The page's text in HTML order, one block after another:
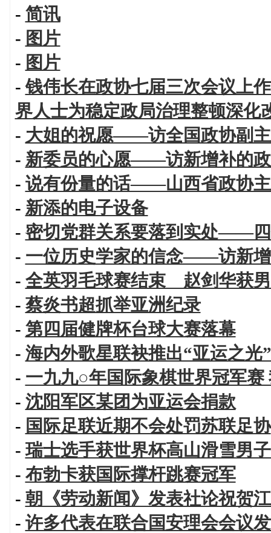
- 简讯
- 图片
- 图片
-钱伟长在政协七届三次会议上
界人士为稳定政局治理整顿深化
- 大姐的祝愿——访全国政协副
- 新委员的心愿——访新增补的
- 说有份量的话——山西省政协
- 新添的电子设备
-密切党群关系要落到实处——
- 一位历史学家的信念——访新
- 全英羽毛球赛结束 赵剑华获
- 蔡炎书超抓举亚洲纪录
- 第四届健牌杯台球大赛落幕
- 海内外歌星联袂推出“亚运之光
- 一九九○年国际象棋世界冠军
- 沈阳军区某团为亚运会捐款
- 国际足联近期不会处罚苏联足协
-瑞士选手获世界杯高山滑雪男
- 布勃卡获国际撑杆跳赛冠军
- 朝《劳动新闻》发表社论祝贺
- 许多代表在联合国安理会会议